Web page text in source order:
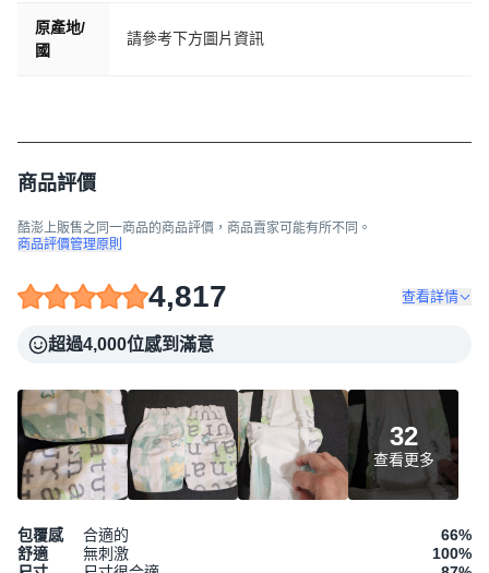
原產地/
國
請參考下方圖片資訊
商品評價
酷澎上販售之同一商品的商品評價，商品賣家可能有所不同。
商品評價管理原則
4,817 查看詳情
超過4,000位感到滿意
32
查看更多
包覆感 合適的 66%
舒適
無刺激 100%